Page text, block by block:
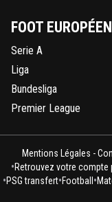
FOOT EUROPÉEN
Serie A
Liga
Bundesliga
Premier League
Mentions Légales -
•Retrouvez votre
•PSG transfert•Football •